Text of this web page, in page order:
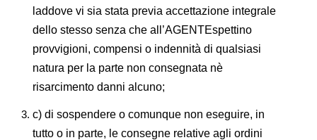
laddove vi sia stata previa accettazione integrale
dello stesso senza che all’AGENTEspettino
provvigioni, compensi o indennità di qualsiasi
natura per la parte non consegnata nè
risarcimento danni alcuno;
c) di sospendere o comunque non eseguire, in
tutto o in parte, le consegne relative agli ordini